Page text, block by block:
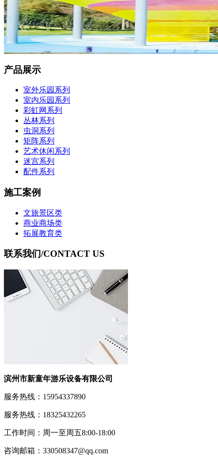
产品展示
室外乐园系列
室内乐园系列
彩虹网系列
丛林系列
虫洞系列
矩阵系列
艺术休闲系列
迷宫系列
配件系列
施工案例
文旅景区类
商业商场类
拓展教育类
联系我们/CONTACT US
滨州市新童年游乐设备有限公司
服务热线：15954337890
服务热线：18325432265
工作时间：周一至周五8:00-18:00
咨询邮箱：330508347@qq.com